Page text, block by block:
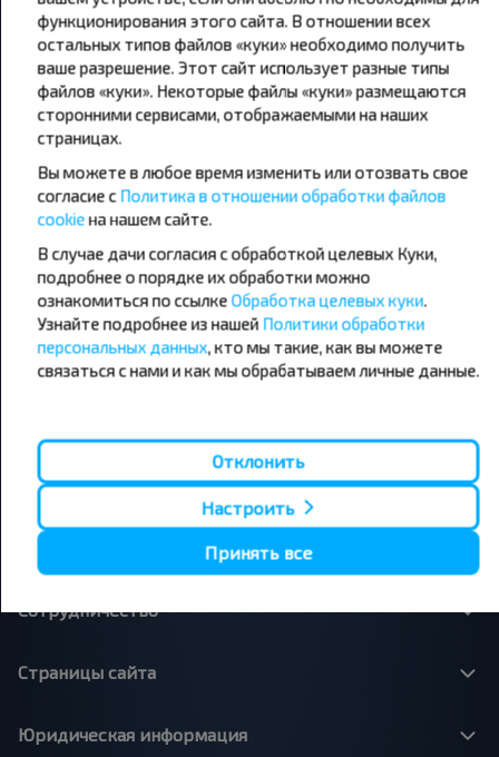
Популярные автобусные
направления
Орша - Могилёв
Минск - Несвиж
Минск - Могилёв
Минск - Брест
Минск - Гомель
Минск - Бобруйск
Минск - Барановичи
Гомель - Минск
Брест - Минск
Варшава - Минск
Санкт-Петербург - Минск
Вильнюс - Минск
Полоцк - Рига
Минск - Москва
Москва - Барановичи
Брест - Люблин
Сотрудничество
Страницы сайта
Юридическая информация
функционирования этого сайта. В отношении всех
остальных типов файлов «куки» необходимо получить
ваше разрешение. Этот сайт использует разные типы
файлов «куки». Некоторые файлы «куки» размещаются
сторонними сервисами, отображаемыми на наших
страницах.
Вы можете в любое время изменить или отозвать свое
согласие сПолитика в отношении обработки файлов
cookieна нашем сайте.
В случае дачи согласия с обработкой целевых Куки,
подробнее о порядке их обработки можно
ознакомиться по ссылкеОбработка целевых куки.
Узнайте подробнее из нашей Политики обработки
персональных данных, кто мы такие, как вы можете
связаться с нами и как мы обрабатываем личные данные.
Отклонить
Настроить
Принять все